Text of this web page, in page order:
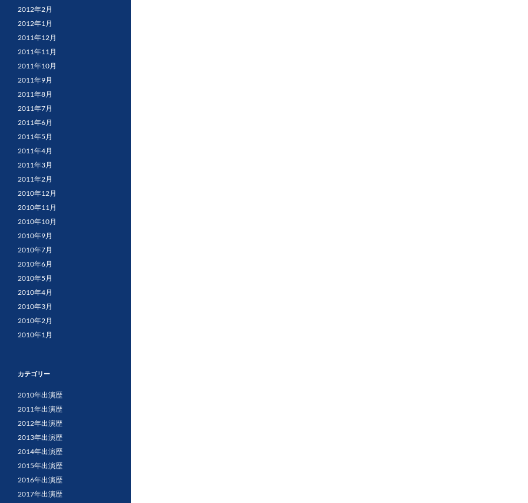
2012年2月
2012年1月
2011年12月
2011年11月
2011年10月
2011年9月
2011年8月
2011年7月
2011年6月
2011年5月
2011年4月
2011年3月
2011年2月
2010年12月
2010年11月
2010年10月
2010年9月
2010年7月
2010年6月
2010年5月
2010年4月
2010年3月
2010年2月
2010年1月
カテゴリー
2010年出演歴
2011年出演歴
2012年出演歴
2013年出演歴
2014年出演歴
2015年出演歴
2016年出演歴
2017年出演歴